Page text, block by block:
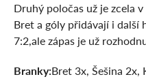
Druhý poločas už je zcela
Bret a góly přidávají i další
7:2,ale zápas je už
Branky:Bret 3x, Šešina 2x,